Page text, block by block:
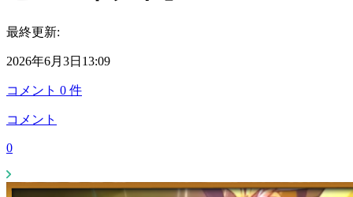
最終更新:
2026年6月3日13:09
コメント 0 件
コメント
0